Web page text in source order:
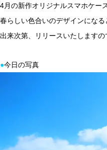
4月の新作オリジナルスマホケー
春らしい色合いのデザインになる
出来次第、リリースいたします
●今日の写真